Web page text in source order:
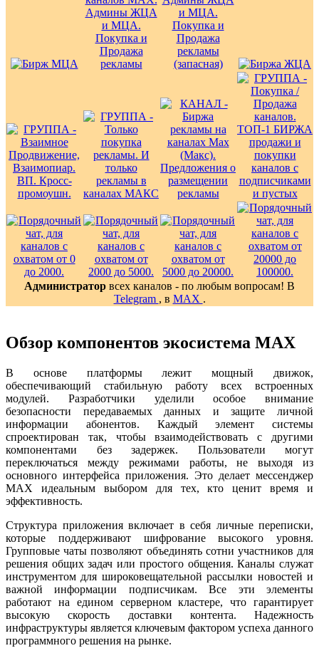
Администратор всех каналов - по любым вопросам! В
Telegram , в MAX .
Обзор компонентов экосистема MAX
В основе платформы лежит мощный движок,
обеспечивающий стабильную работу всех встроенных
модулей. Разработчики уделили особое внимание
безопасности передаваемых данных и защите личной
информации абонентов. Каждый элемент системы
спроектирован так, чтобы взаимодействовать с другими
компонентами без задержек. Пользователи могут
переключаться между режимами работы, не выходя из
основного интерфейса приложения. Это делает мессенджер
MAX идеальным выбором для тех, кто ценит время и
эффективность.
Структура приложения включает в себя личные переписки,
которые поддерживают шифрование высокого уровня.
Групповые чаты позволяют объединять сотни участников для
решения общих задач или простого общения. Каналы служат
инструментом для широковещательной рассылки новостей и
важной информации подписчикам. Все эти элементы
работают на едином серверном кластере, что гарантирует
высокую скорость доставки контента. Надежность
инфраструктуры является ключевым фактором успеха данного
программного решения на рынке.